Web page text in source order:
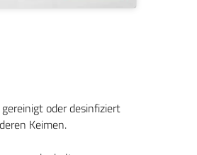
oder desinfiziert
Keimen.